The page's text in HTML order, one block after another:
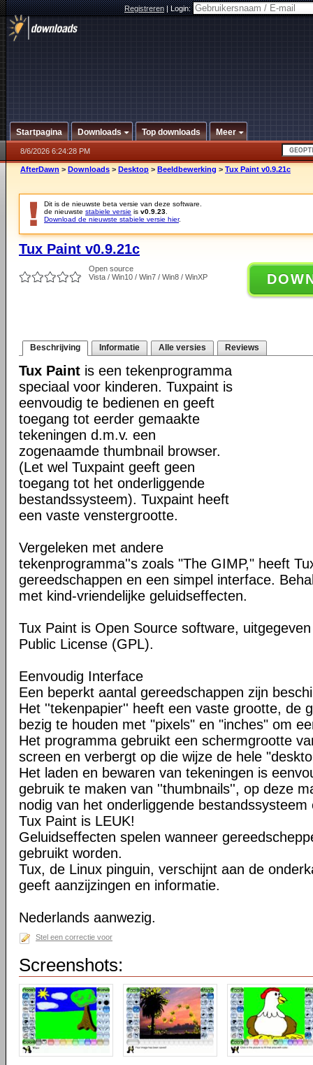
Registreren|Login:
Startpagina Downloads Top downloads Meer
8/6/2026 6:24:28 PM
AfterDawn > Downloads > Desktop > Beeldbewerking > Tux Paint v0.9.21c
Dit is de nieuwste beta versie van deze software.
de nieuwste stabiele versie is v0.9.23
Download de nieuwste stabiele versie hier.
Tux Paint v0.9.21c
Open source
Vista / Win10 / Win7 / Win8 / WinXP
Beschrijving Informatie Alle versies Reviews
Tux Paint is een tekenprogramma
speciaal voor kinderen. Tuxpaint is
eenvoudig te bedienen en geeft
toegang tot eerder gemaakte
tekeningen d.m.v. een
zogenaamde thumbnail browser.
(Let wel Tuxpaint geeft geen
toegang tot het onderliggende
bestandssysteem). Tuxpaint heeft
een vaste venstergrootte.
Vergeleken met andere
tekenprogramma''s zoals "The GIMP," heeft
gereedschappen en een simpel interface.
met kind-vriendelijke geluidseffecten.
Tux Paint is Open Source software,
Public License (GPL).
Eenvoudig Interface
Een beperkt aantal gereedschappen zijn
Het ''tekenpapier'' heeft een vaste grootte, de
bezig te houden met "pixels" en "inches" om
Het programma gebruikt een schermgrootte
screen en verbergt op die wijze de hele
Het laden en bewaren van tekeningen is
gebruik te maken van ''thumbnails'', op deze
nodig van het onderliggende
Tux Paint is LEUK!
Geluidseffecten spelen wanneer
gebruikt worden.
Tux, de Linux pinguin, verschijnt aan de
geeft aanzijzingen en informatie.
Nederlands aanwezig.
Stel een correctie voor
Screenshots: